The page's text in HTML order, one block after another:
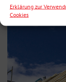
Erklärung zur
Cookies